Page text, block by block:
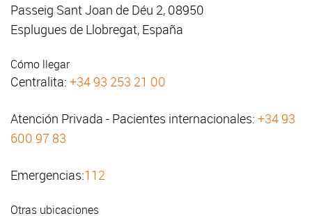
Passeig Sant Joan de Déu 2, 08950
Esplugues de Llobregat, España
Cómo llegar
Centralita: +34 93 253 21 00
Atención Privada - Pacientes internacionales: +34 93
600 97 83
Emergencias:112
Otras ubicaciones